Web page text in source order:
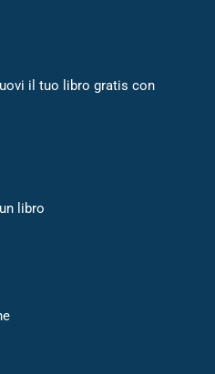
il tuo libro gratis con
libro